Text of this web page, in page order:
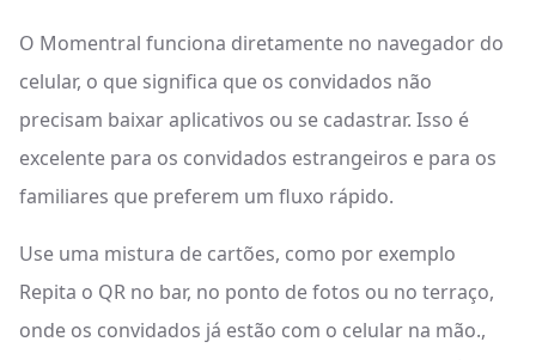
O Momentral funciona diretamente no navegador do
celular, o que significa que os convidados não
precisam baixar aplicativos ou se cadastrar. Isso é
excelente para os convidados estrangeiros e para os
familiares que preferem um fluxo rápido.
Use uma mistura de cartões, como por exemplo
Repita o QR no bar, no ponto de fotos ou no terraço,
onde os convidados já estão com o celular na mão.,